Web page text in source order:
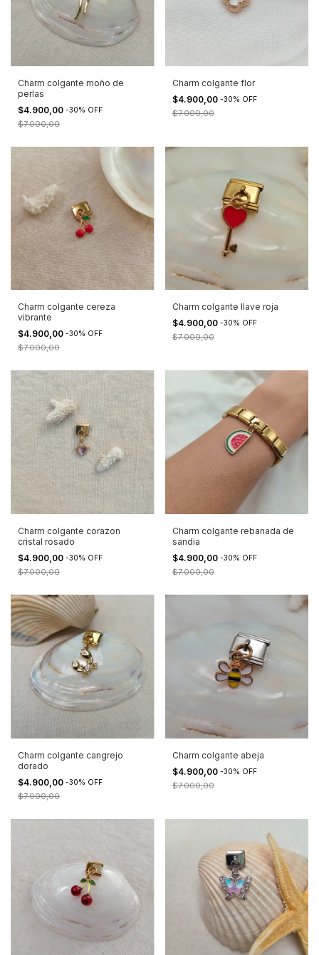
Charm colgante moño de
perlas
$4.900,00 -30% OFF
$7.000,00
Charm colgante flor
$4.900,00 -30% OFF
$7.000,00
Charm colgante cereza
vibrante
$4.900,00 -30% OFF
$7.000,00
Charm colgante llave roja
$4.900,00 -30% OFF
$7.000,00
Charm colgante corazon
cristal rosado
$4.900,00 -30% OFF
$7.000,00
Charm colgante rebanada de
sandia
$4.900,00 -30% OFF
$7.000,00
Charm colgante cangrejo
dorado
$4.900,00 -30% OFF
$7.000,00
Charm colgante abeja
$4.900,00 -30% OFF
$7.000,00